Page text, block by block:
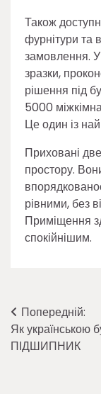
Також
фурнітури та
замовлення.
зразки,
рішення під
5000
Це один із
Приховані
простору.
рівними, без
Приміщення
спокійнішим.
Навігація
записів
Попередній:
Як українською
ПІДШИПНИК